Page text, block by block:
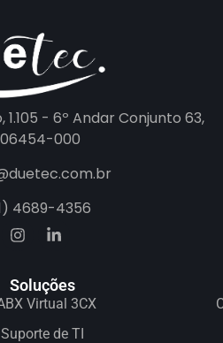
1.105 - 6º Andar Conjunto 63,
06454-000
4689-4356
Soluções
Virtual 3CX
Suporte de TI